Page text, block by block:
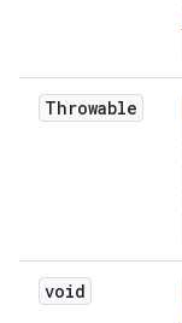
Throwable
void